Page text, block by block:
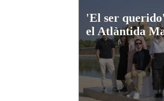
'El ser
el Atlàntida